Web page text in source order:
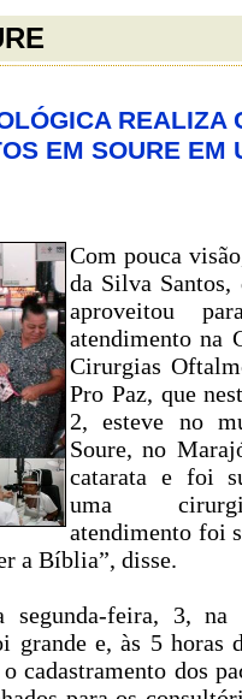
REALIZA
EM SOURE EM
Com pouca
da Silva Santos,
aproveitou
atendimento na
Cirurgias
Pro Paz, que
2, esteve no
Soure, no
catarata e foi
uma
atendimento foi
a Bíblia”, disse.
segunda-feira, 3, na
e, às 5 horas
cadastramento dos